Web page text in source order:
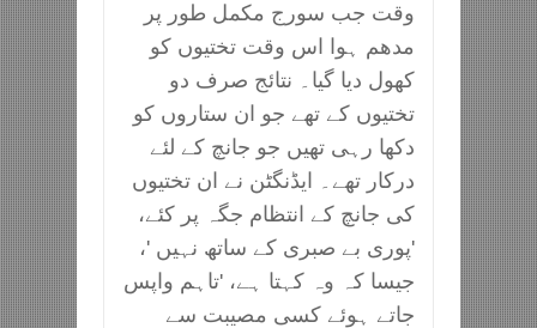
وقت جب سورج مکمل طور پر
مدھم ہوا اس وقت تختیوں کو
کھول دیا گیا۔ نتائج صرف دو
تختیوں کے تھے جو ان ستاروں کو
دکھا رہی تھیں جو جانچ کے لئے
درکار تھے۔ ایڈنگٹن نے ان تختیوں
کی جانچ کے انتظام جگہ پر کئے،
'پوری بے صبری کے ساتھ نہیں '،
جیسا کہ وہ کہتا ہے، 'تاہم واپس
جاتے ہوئے کسی مصیبت سے